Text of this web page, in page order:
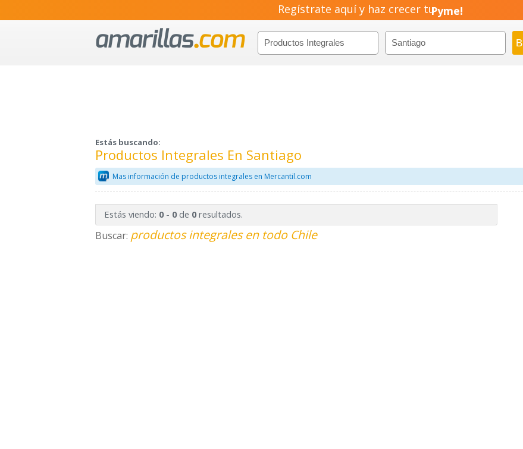
Regístrate aquí y haz crecer tu
Emprendimiento!
Estás buscando:
Productos Integrales En Santiago
Mas información de productos integrales en Mercantil.com
Estás viendo: 0- 0de 0resultados.
Buscar: productos integrales en todo Chile